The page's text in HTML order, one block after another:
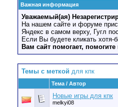
Важная информация
Уважаемый(ая)
На нашем сайте и форуме
Яндекс в самом верху, Гугл
Если Вы будете кликать хотя-
Вам сайт помогает,
Темы с меткой для кпк
Тема / Автор
Новые игры для кпк
melkyi08